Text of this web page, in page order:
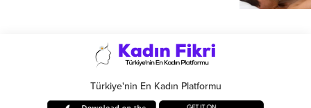
Türkiye'nin En Kadın Platformu